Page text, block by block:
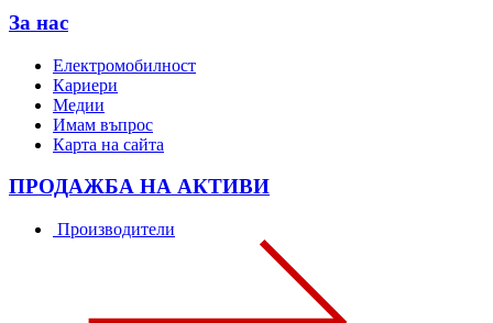
За нас
Електромобилност
Кариери
Медии
Имам въпрос
Карта на сайта
ПРОДАЖБА НА АКТИВИ
Производители